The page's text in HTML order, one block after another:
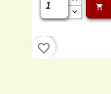
shopping_cart
favorite_border